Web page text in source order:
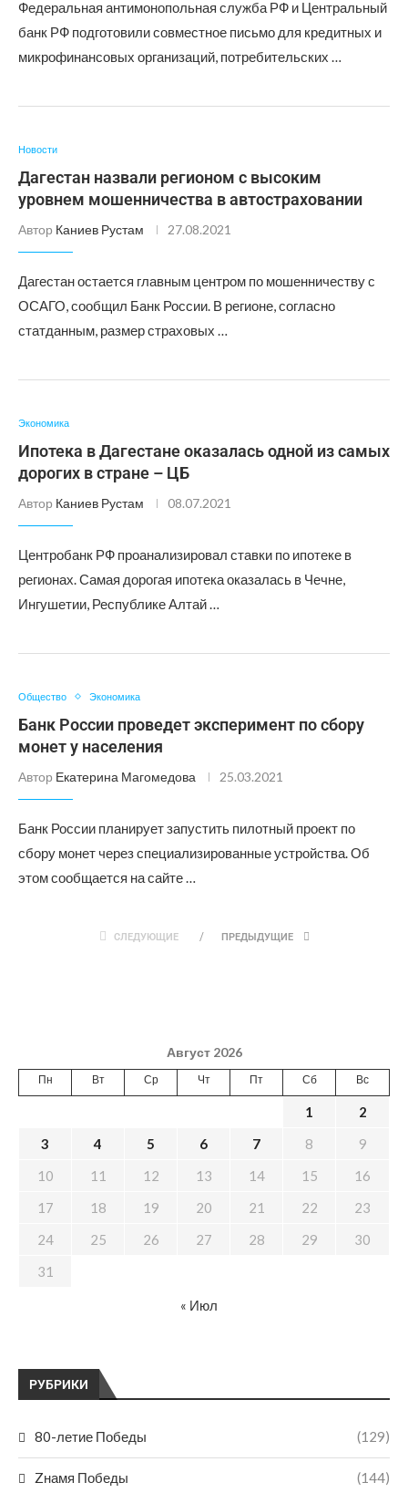
Федеральная антимонопольная служба РФ и Центральный
банк РФ подготовили совместное письмо для кредитных и
микрофинансовых организаций, потребительских …
Новости
Дагестан назвали регионом с высоким
уровнем мошенничества в автостраховании
Автор Каниев Рустам 27.08.2021
Дагестан остается главным центром по мошенничеству с
ОСАГО, сообщил Банк России. В регионе, согласно
статданным, размер страховых …
Экономика
Ипотека в Дагестане оказалась одной из самых
дорогих в стране – ЦБ
Автор Каниев Рустам 08.07.2021
Центробанк РФ проанализировал ставки по ипотеке в
регионах. Самая дорогая ипотека оказалась в Чечне,
Ингушетии, Республике Алтай …
Общество Экономика
Банк России проведет эксперимент по сбору
монет у населения
Автор Екатерина Магомедова 25.03.2021
Банк России планирует запустить пилотный проект по
сбору монет через специализированные устройства. Об
этом сообщается на сайте …
СЛЕДУЮЩИЕ ПРЕДЫДУЩИЕ
РУБРИКИ
80-летие Победы (129)
Zнамя Победы (144)
Август 2026
Пн Вт Ср Чт Пт Сб Вс
1
2
3
4 5 6 7 8
9
10
11 12 13 14 15
16
17
18 19 20 21 22
23
24
25 26 27 28 29
30
31
« Июл